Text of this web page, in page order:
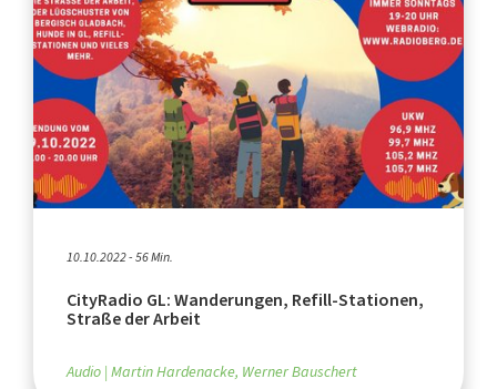
10.10.2022 - 56 Min.
CityRadio GL: Wanderungen, Refill-Stationen,
Straße der Arbeit
Audio Martin Hardenacke, Werner Bauschert